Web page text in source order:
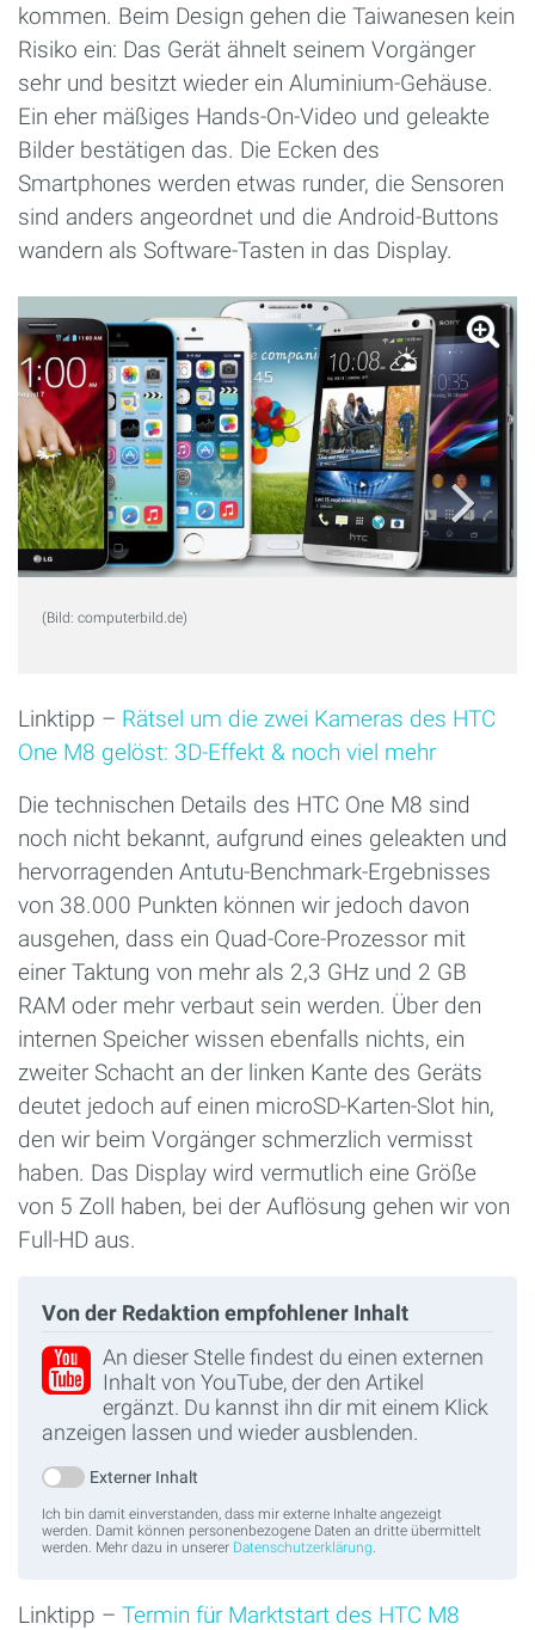
kommen. Beim Design gehen die Taiwanesen kein
Risiko ein: Das Gerät ähnelt seinem Vorgänger
sehr und besitzt wieder ein Aluminium-Gehäuse.
Ein eher mäßiges Hands-On-Video und geleakte
Bilder bestätigen das. Die Ecken des
Smartphones werden etwas runder, die Sensoren
sind anders angeordnet und die Android-Buttons
wandern als Software-Tasten in das Display.
(Bild: computerbild.de)
Linktipp – Rätsel um die zwei Kameras des HTC
One M8 gelöst: 3D-Effekt & noch viel mehr
Die technischen Details des HTC One M8 sind
noch nicht bekannt, aufgrund eines geleakten und
hervorragenden Antutu-Benchmark-Ergebnisses
von 38.000 Punkten können wir jedoch davon
ausgehen, dass ein Quad-Core-Prozessor mit
einer Taktung von mehr als 2,3 GHz und 2 GB
RAM oder mehr verbaut sein werden. Über den
internen Speicher wissen ebenfalls nichts, ein
zweiter Schacht an der linken Kante des Geräts
deutet jedoch auf einen microSD-Karten-Slot hin,
den wir beim Vorgänger schmerzlich vermisst
haben. Das Display wird vermutlich eine Größe
von 5 Zoll haben, bei der Auflösung gehen wir von
Full-HD aus.
Von der Redaktion empfohlener Inhalt
An dieser Stelle findest du einen externen
Inhalt von YouTube, der den Artikel
ergänzt. Du kannst ihn dir mit einem Klick
anzeigen lassen und wieder ausblenden.
Externer Inhalt
Ich bin damit einverstanden, dass mir externe Inhalte angezeigt
werden. Damit können personenbezogene Daten an dritte übermittelt
werden. Mehr dazu in unserer Datenschutzerklärung
Linktipp – Termin für Marktstart des HTC M8